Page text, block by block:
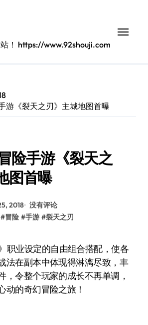
！ https://www.92shouji.com
游《裂天之刃》主城地图首曝
险手游《裂天之
图首曝
2018 没有评论
#冒险 #手游 #裂天之刃
法在副本中体现得淋漓尽致，丰
，令整个玩家的成长不再单调，
动的奇幻冒险之旅！